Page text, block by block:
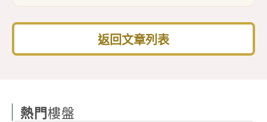
返回文章列表
熱門樓盤